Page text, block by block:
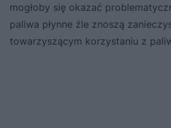
mogłoby się okazać
paliwa płynne źle znoszą
towarzyszącym korzystaniu z